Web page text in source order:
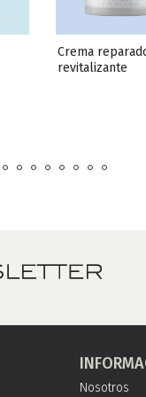
Crema
revitalizante
Nosotros